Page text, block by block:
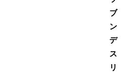
ブ
ン
デ
ス
リ